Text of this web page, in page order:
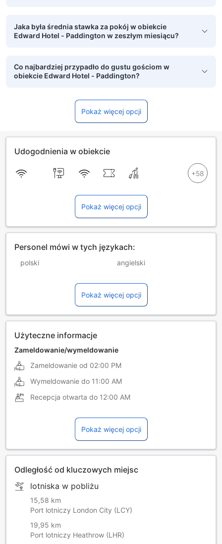
Jaka była średnia stawka za pokój w obiekcie
Edward Hotel - Paddington w zeszłym miesiącu?
Co najbardziej przypadło do gustu gościom w
obiekcie Edward Hotel - Paddington?
Pokaż więcej opcji
Udogodnienia w obiekcie
Pokaż więcej opcji
Personel mówi w tych językach:
polski angielski
hiszpański
niemiecki rumuński
węgierski
Pokaż więcej opcji
Użyteczne informacje
Zameldowanie/wymeldowanie
Zameldowanie od 02:00 PM
Wymeldowanie do 11:00 AM
Recepcja otwarta do 12:00 AM
Pokaż więcej opcji
Odległość od kluczowych miejsc
lotniska w pobliżu
15,58 km
Port lotniczy London City (LCY)
19,95 km
Port lotniczy Heathrow (LHR)